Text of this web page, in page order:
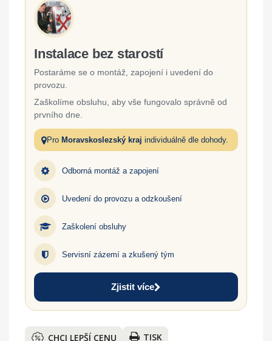
Instalace bez starostí
Postaráme se o montáž, zapojení i uvedení do
provozu.
Zaškolíme obsluhu, aby vše fungovalo správně od
prvního dne.
Pro Moravskoslezský kraj individuálně dle dohody.
Odborná montáž a zapojení
Uvedení do provozu a odzkoušení
Zaškolení obsluhy
Servisní zázemí a zkušený tým
Zjistit více
CHCI LEPŠÍ CENU TISK